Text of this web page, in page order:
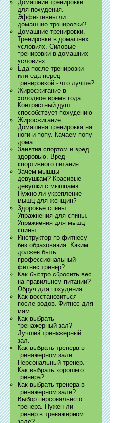
Домашние тренировки
для похудения.
Эффективны ли
домашние тренировки?
Домашние тренировки.
Тренировки в домашних
условиях. Силовые
тренировки в домашних
условиях
Еда после тренировки
или еда перед
тренировкой - что лучше?
Жиросжигание в
холодное время года.
Контрастный душ
способствует похудению
Жиросжигание.
Домашняя тренировка на
ноги и попу. Качаем попу
дома
Занятия спортом и вред
здоровью. Вред
спортивного питания
Зачем мышцы
девушкам? Красивые
девушки с мышцами.
Нужно ли укрепление
мышц для женщин?
Здоровье спины.
Упражнения для спины.
Упражнения для мышц
спины
Инструктор по фитнесу
без образования. Каким
должен быть
профессиональный
фитнес тренер?
Как быстро сбросить вес
на правильном питании?
Обруч для похудения
Как восстановиться
после родов. Фитнес для
мам
Как выбрать
тренажерный зал?
Лучший тренажерный
зал.
Как выбрать тренера в
тренажерном зале.
Персональный тренер.
Как выбрать хорошего
тренера?
Как выбрать тренера в
тренажерном зале?
Выбор персонального
тренера. Нужен ли
тренер в тренажерном
зале?